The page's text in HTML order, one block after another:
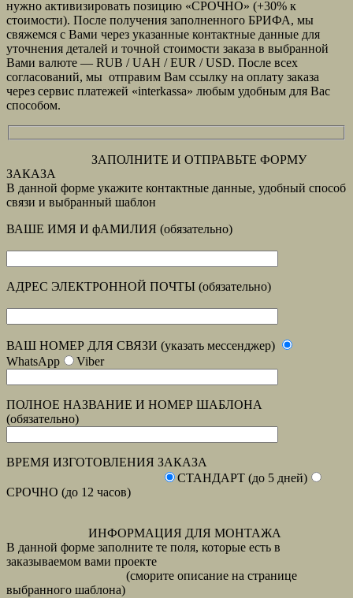
нужно активизировать позицию «СРОЧНО» (+30% к
стоимости). После получения заполненного БРИФА, мы
свяжемся с Вами через указанные контактные данные для
уточнения деталей и точной стоимости заказа в выбранной
Вами валюте — RUB / UAH / EUR / USD. После всех
согласований, мы отправим Вам ссылку на оплату заказа
через сервис платежей «interkassa» любым удобным для Вас
способом.
ЗАПОЛНИТЕ И ОТПРАВЬТЕ ФОРМУ
ЗАКАЗА
В данной форме укажите контактные данные, удобный способ
связи и выбранный шаблон
ВАШЕ ИМЯ И фАМИЛИЯ (обязательно)
АДРЕС ЭЛЕКТРОННОЙ ПОЧТЫ (обязательно)
ВАШ НОМЕР ДЛЯ СВЯЗИ (указать мессенджер)
WhatsApp
Viber
ПОЛНОЕ НАЗВАНИЕ И НОМЕР ШАБЛОНА
(обязательно)
ВРЕМЯ ИЗГОТОВЛЕНИЯ ЗАКАЗА
СТАНДАРТ (до 5 дней)
СРОЧНО (до 12 часов)
ИНФОРМАЦИЯ ДЛЯ МОНТАЖА
В данной форме заполните те поля, которые есть в
заказываемом вами проекте
(сморите описание на странице
выбранного шаблона)